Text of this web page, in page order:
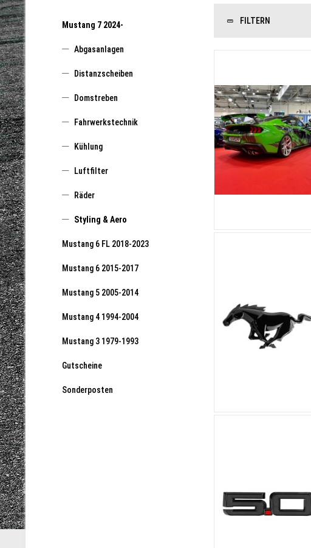
Mustang 7 2024-
Abgasanlagen
Distanzscheiben
Domstreben
Fahrwerkstechnik
Kühlung
Luftfilter
Räder
Styling & Aero
Mustang 6 FL 2018-2023
Mustang 6 2015-2017
Mustang 5 2005-2014
Mustang 4 1994-2004
Mustang 3 1979-1993
Gutscheine
Sonderposten
FILTERN